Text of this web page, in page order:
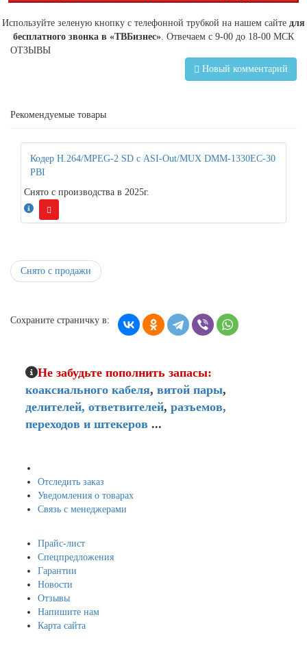
Используйте зеленую кнопку с телефонной трубкой на нашем сайте для
бесплатного звонка в «ТВБизнес» . Отвечаем с 9-00 до 18-00 МСК
ОТЗЫВЫ
Новый комментарий
Рекомендуемые товары
Кодер H.264/MPEG-2 SD с ASI-Out/MUX DMM-1330EC-30
PBI
Снято с производства в 2025г.
Снято с продажи
Сохраните страничку в:
Не забудьте пополнить запасы:
коаксиального кабеля, витой пары,
делителей, ответвителей, разъемов,
переходов и штекеров ...
Отследить заказ
Уведомления о товарах
Связь с менеджерами
Прайс-лист
Спецпредложения
Гарантии
Новости
Отзывы
Напишите нам
Карта сайта